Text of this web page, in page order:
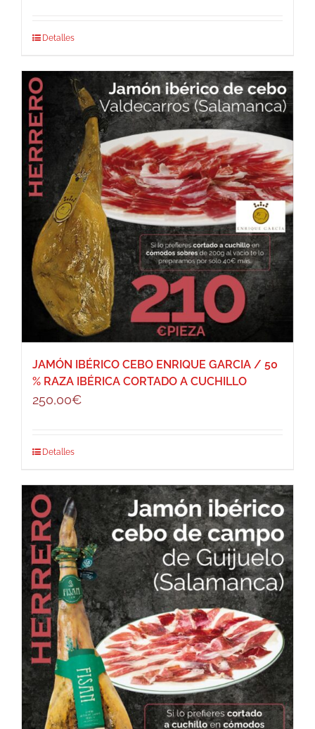
Detalles
JAMÓN IBÉRICO CEBO ENRIQUE GARCIA / 50
% RAZA IBÉRICA CORTADO A CUCHILLO
250,00€
Detalles